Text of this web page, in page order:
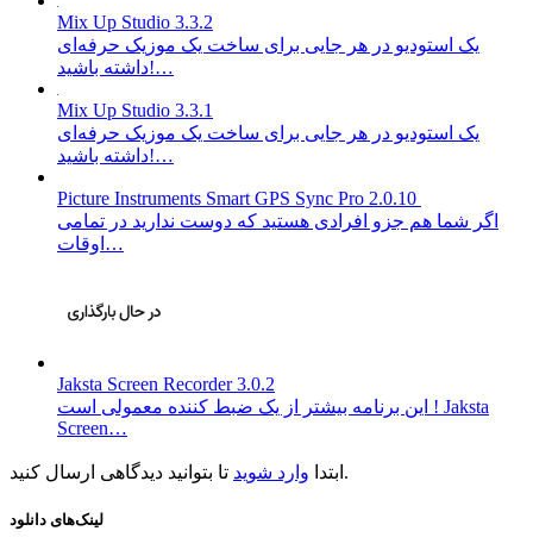
Mix Up Studio 3.3.2
یک استودیو در هر جایی برای ساخت یک موزیک حرفه‌ای
داشته باشید!…
Mix Up Studio 3.3.1
یک استودیو در هر جایی برای ساخت یک موزیک حرفه‌ای
داشته باشید!…
Picture Instruments Smart GPS Sync Pro 2.0.10
اگر شما هم جزو افرادی هستید که دوست ندارید در تمامی
اوقات…
Jaksta Screen Recorder 3.0.2
این برنامه بیشتر از یک ضبط کننده معمولی است ! Jaksta
Screen…
ابتدا وارد شوید تا بتوانید دیدگاهی ارسال کنید.
لینک‌های دانلود